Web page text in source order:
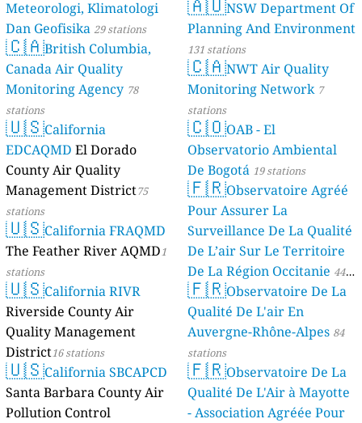
Meteorologi, Klimatologi
Dan Geofisika 29 stations
🇨🇦British Columbia,
Canada Air Quality
Monitoring Agency 78
stations
🇺🇸California
EDCAQMD El Dorado
County Air Quality
Management District75
stations
🇺🇸California FRAQMD
The Feather River AQMD1
stations
🇺🇸California RIVR
Riverside County Air
Quality Management
District16 stations
🇺🇸California SBCAPCD
Santa Barbara County Air
Pollution Control
🇦🇺NSW Department Of
Planning And Environment
131 stations
🇨🇦NWT Air Quality
Monitoring Network 7
stations
🇨🇴OAB - El
Observatorio Ambiental
De Bogotá 19 stations
🇫🇷Observatoire Agréé
Pour Assurer La
Surveillance De La Qualité
De L’air Sur Le Territoire
De La Région Occitanie 44
stations
🇫🇷Observatoire De La
Qualité De L'air En
Auvergne-Rhône-Alpes 84
stations
🇫🇷Observatoire De La
Qualité De L'Air à Mayotte
- Association Agréée Pour